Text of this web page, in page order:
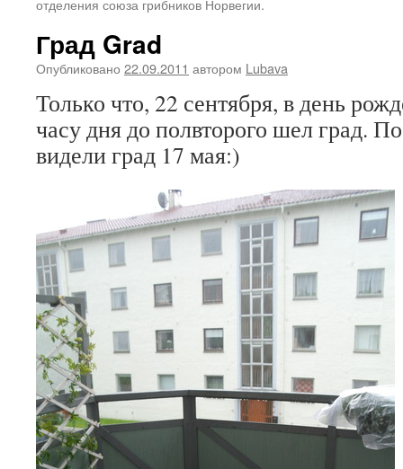
отделения союза грибников Норвегии.
Град Grad
Опубликовано 22.09.2011 автором Lubava
Только что, 22 сентября, в день
часу дня до полвторого шел град.
видели град 17 мая:)